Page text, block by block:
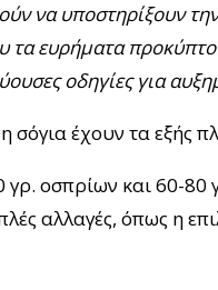
να υποστηρίξουν
τα ευρήματα
οδηγίες για
σόγια έχουν τα εξής
γρ. οσπρίων και 60-80
αλλαγές, όπως η